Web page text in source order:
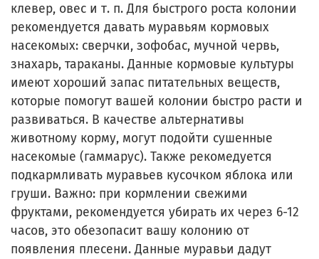
клевер, овес и т. п. Для быстрого роста колонии
рекомендуется давать муравьям кормовых
насекомых: сверчки, зофобас, мучной червь,
знахарь, тараканы. Данные кормовые культуры
имеют хороший запас питательных веществ,
которые помогут вашей колонии быстро расти и
развиваться. В качестве альтернативы
животному корму, могут подойти сушенные
насекомые (гаммарус). Также рекомедуется
подкармливать муравьев кусочком яблока или
груши. Важно: при кормлении свежими
фруктами, рекомендуется убирать их через 6-12
часов, это обезопасит вашу колонию от
появления плесени. Данные муравьи дадут